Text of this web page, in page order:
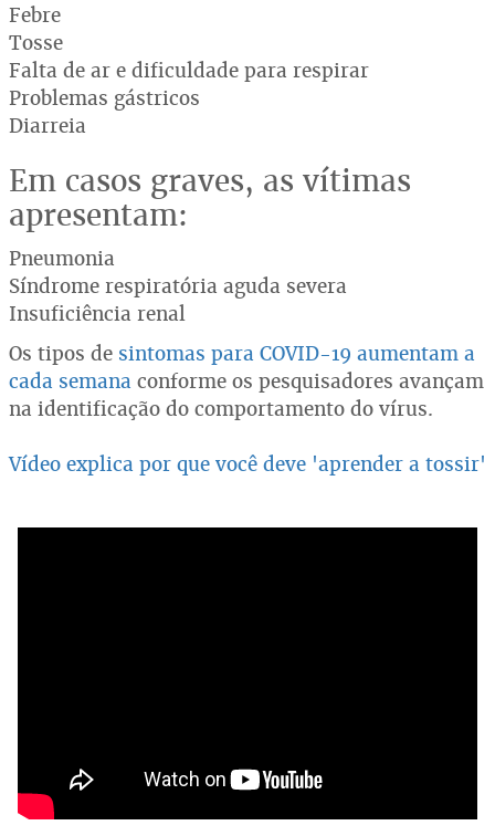
Febre
Tosse
Falta de ar e dificuldade para respirar
Problemas gástricos
Diarreia
Em casos graves, as vítimas
apresentam:
Pneumonia
Síndrome respiratória aguda severa
Insuficiência renal
Os tipos de sintomas para COVID-19 aumentam a
cada semana conforme os pesquisadores avançam
na identificação do comportamento do vírus.
Vídeo explica por que você deve 'aprender a tossir'